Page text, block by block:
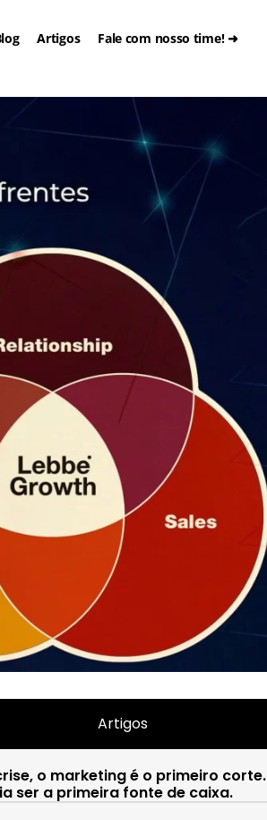
Artigos Fale com nosso time! ➜
Artigos
o marketing é o primeiro corte.
ser a primeira fonte de caixa.